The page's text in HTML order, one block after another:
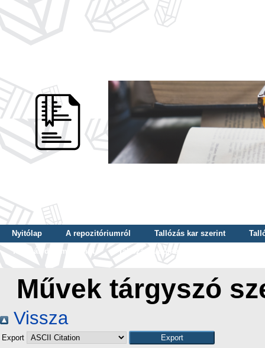
Nyitólap A repozitóriumról Tallózás kar szerint
Tallózás dátum szerint
Tallózás tudományterület szerint
Művek tárgyszó
Vissza
Export